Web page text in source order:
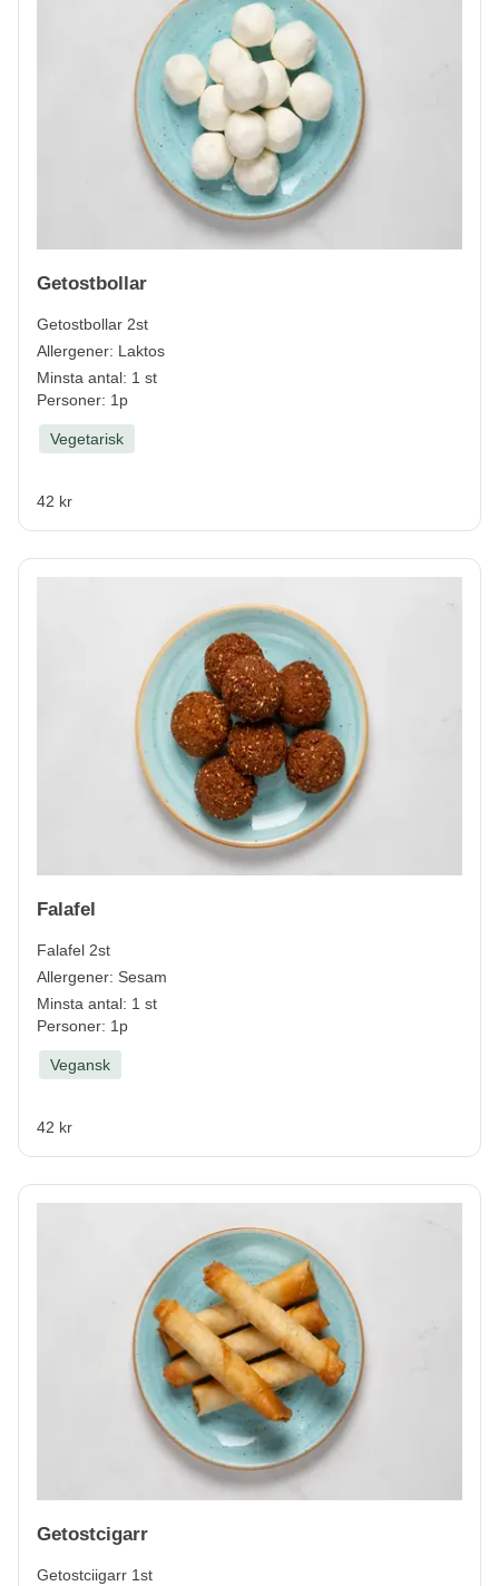
Getostbollar
Getostbollar 2st
Allergener: Laktos
Minsta antal: 1 st
Personer: 1p
Vegetarisk
42 kr
Falafel
Falafel 2st
Allergener: Sesam
Minsta antal: 1 st
Personer: 1p
Vegansk
42 kr
Getostcigarr
Getostciigarr 1st